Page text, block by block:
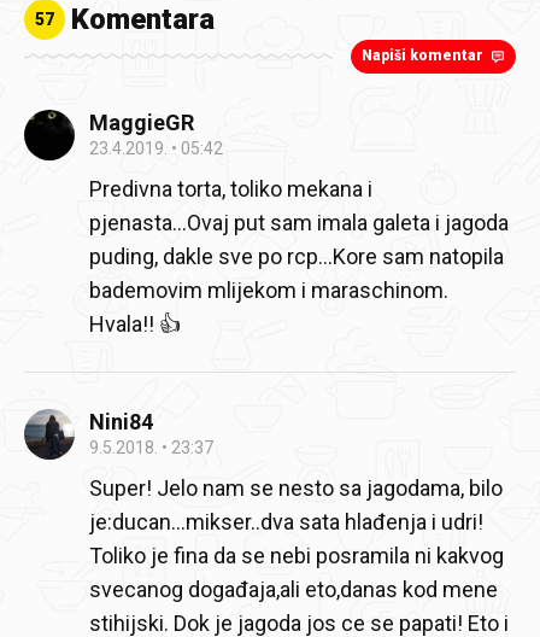
57 Komentara
Napiši komentar
MaggieGR
23.4.2019. 05:42
Predivna torta, toliko mekana i
pjenasta...Ovaj put sam imala galeta i jagoda
puding, dakle sve po rcp...Kore sam natopila
bademovim mlijekom i maraschinom.
Hvala!! 👍
Nini84
9.5.2018. 23:37
Super! Jelo nam se nesto sa jagodama, bilo
je:ducan...mikser..dva sata hlađenja i udri!
Toliko je fina da se nebi posramila ni kakvog
svecanog događaja,ali eto,danas kod mene
stihijski. Dok je jagoda jos ce se papati! Eto i